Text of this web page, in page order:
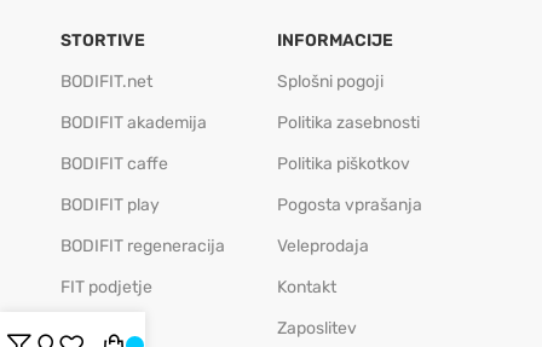
STORTIVE
BODIFIT.net
BODIFIT akademija
BODIFIT caffe
BODIFIT play
BODIFIT regeneracija
FIT podjetje
INFORMACIJE
Splošni pogoji
Politika zasebnosti
Politika piškotkov
Pogosta vprašanja
Veleprodaja
Kontakt
Zaposlitev